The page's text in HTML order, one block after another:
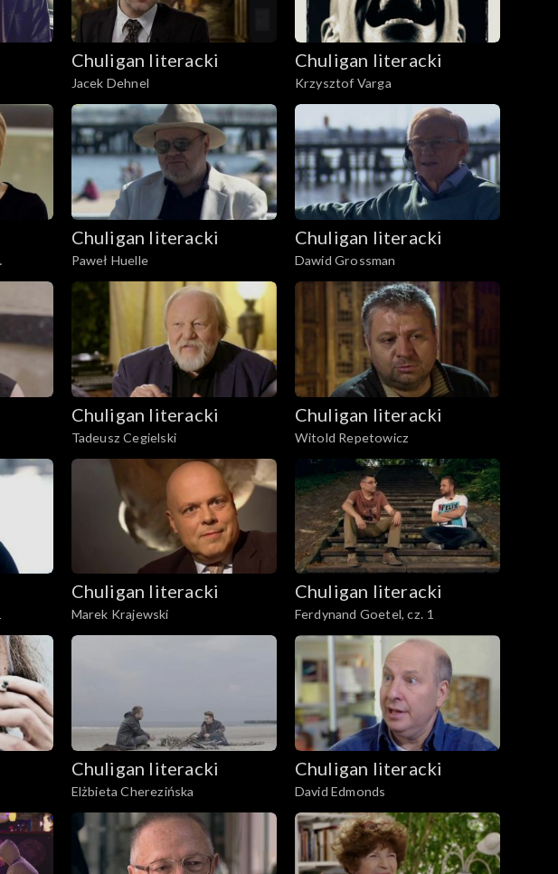
Chuligan literacki
Jacek Dehnel
Chuligan literacki
Krzysztof Varga
Chuligan literacki
Paweł Huelle
Chuligan literacki
Dawid Grossman
Chuligan literacki
Tadeusz Cegielski
Chuligan literacki
Witold Repetowicz
Chuligan literacki
Marek Krajewski
Chuligan literacki
Ferdynand Goetel, cz. 1
Chuligan literacki
Elżbieta Cherezińska
Chuligan literacki
David Edmonds